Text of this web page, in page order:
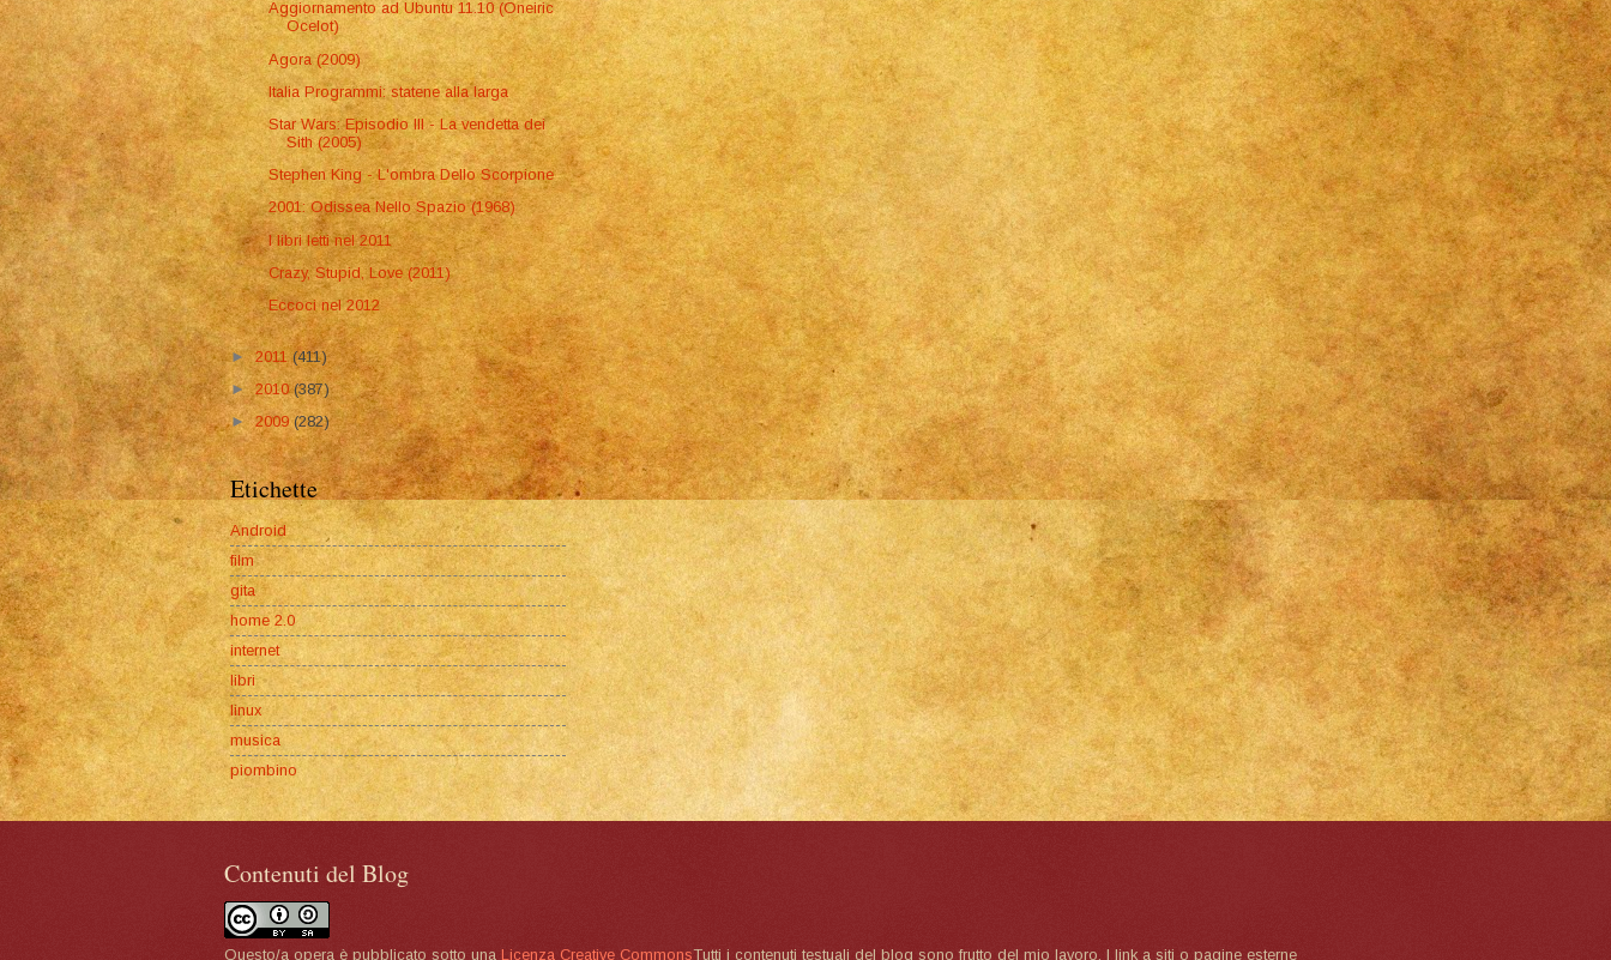
Aggiornamento ad Ubuntu 11.10 (Oneiric
Ocelot)
Agora (2009)
Italia Programmi: statene alla larga
Star Wars: Episodio III - La vendetta dei
Sith (2005)
Stephen King - L'ombra Dello Scorpione
2001: Odissea Nello Spazio (1968)
I libri letti nel 2011
Crazy, Stupid, Love (2011)
Eccoci nel 2012
►2011(411)
►2010(387)
►2009(282)
Etichette
Android
film
gita
home 2.0
internet
libri
linux
musica
piombino
Contenuti del Blog
Questo/a opera è pubblicato sotto una Licenza Creative CommonsTutti i contenuti testuali del blog sono frutto del mio lavoro. I link a siti o pagine esterne